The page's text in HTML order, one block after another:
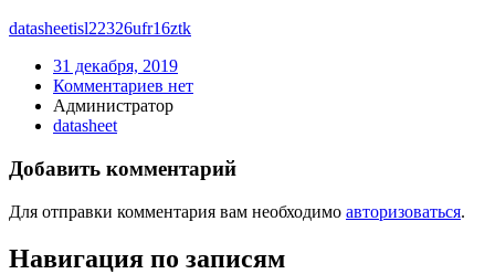
datasheetisl22326ufr16ztk
31 декабря, 2019
Комментариев нет
Администратор
datasheet
Добавить комментарий
Для отправки комментария вам необходимо авторизоваться.
Навигация по записям